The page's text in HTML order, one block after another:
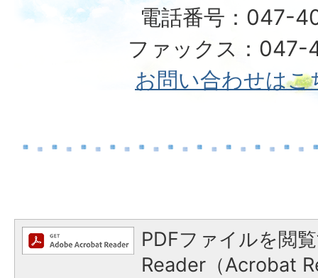
電話番号：047-
ファックス：047-
お問い合わせはこ
PDFファイルを閲
Reader（Acrobat